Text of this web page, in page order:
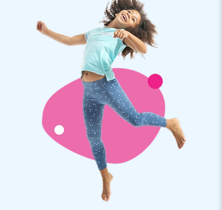
Donc, s'il pleut pendant une journée, vous pouvez également
placer le château gonflable à l'intérieur et l'utiliser comme
piscine à balle ou simplement comme château gonflable, sans
piscine. Soyez rapide, car l'été approche à grands pas!
Dimensions sans la piscine 2,7 m × 3,6 m × 3,8 m
Le Toboggan Splash Jungle est livré avec une piscine
gonflable ventilée. Une piscine gonflable étanche peut être
achetée séparément moyennant un supplément de 200 €